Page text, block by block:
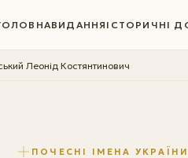
ВИДАННЯ ІСТОРИЧНІ
Леонід Костянтинович
ПОЧЕСНІ ІМЕНА